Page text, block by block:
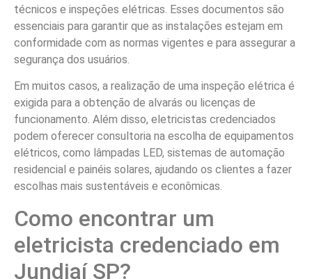
técnicos e inspeções elétricas. Esses documentos são
essenciais para garantir que as instalações estejam em
conformidade com as normas vigentes e para assegurar a
segurança dos usuários.
Em muitos casos, a realização de uma inspeção elétrica é
exigida para a obtenção de alvarás ou licenças de
funcionamento. Além disso, eletricistas credenciados
podem oferecer consultoria na escolha de equipamentos
elétricos, como lâmpadas LED, sistemas de automação
residencial e painéis solares, ajudando os clientes a fazer
escolhas mais sustentáveis e econômicas.
Como encontrar um
eletricista credenciado em
Jundiaí SP?